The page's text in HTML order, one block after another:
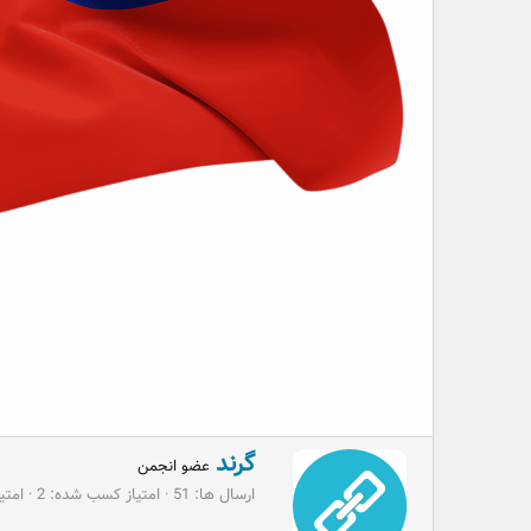
W
i
گرند عضو انجمن
ارسال ها 51 امتیاز کسب شده 2